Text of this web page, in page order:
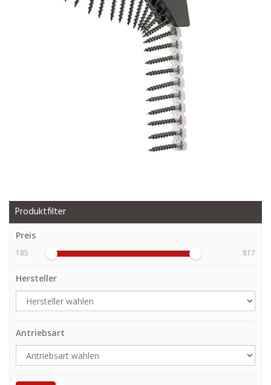
Produktfilter
Preis
185 817
Hersteller
Antriebsart